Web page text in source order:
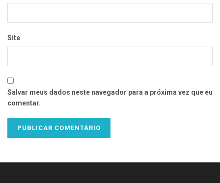
Site
Salvar meus dados neste navegador para a próxima vez que eu
comentar.